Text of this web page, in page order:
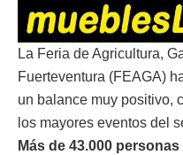
La Feria de Agricultura,
Fuerteventura (FEAGA)
un balance muy positivo,
los mayores eventos del
Más de 43.000 personas